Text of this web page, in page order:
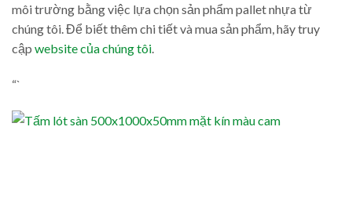
môi trường bằng việc lựa chọn sản phẩm pallet nhựa từ
chúng tôi. Để biết thêm chi tiết và mua sản phẩm, hãy truy
cập website của chúng tôi.
“`